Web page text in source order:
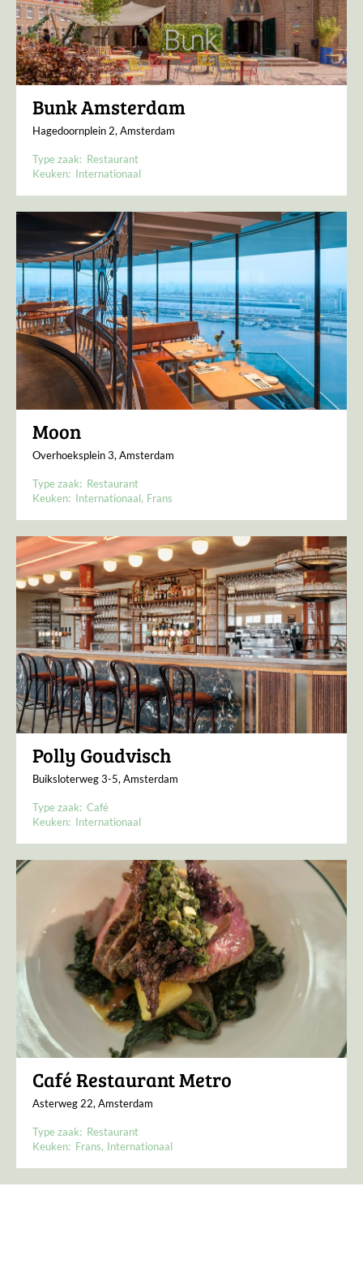
Bunk Amsterdam
Hagedoornplein 2, Amsterdam
Type zaak: Restaurant
Keuken: Internationaal
Moon
Overhoeksplein 3, Amsterdam
Type zaak: Restaurant
Keuken: Internationaal Frans
Polly Goudvisch
Buiksloterweg 3-5, Amsterdam
Type zaak: Café
Keuken: Internationaal
Café Restaurant Metro
Asterweg 22, Amsterdam
Type zaak: Restaurant
Keuken: Frans Internationaal